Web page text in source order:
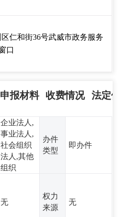
仁和街36号武威市政务服务
口
申报材料 收费情况 法定
企业法人,
事业法人,
社会组织
法人,其他
组织
办件
类型
即办件
无
权力
来源
无